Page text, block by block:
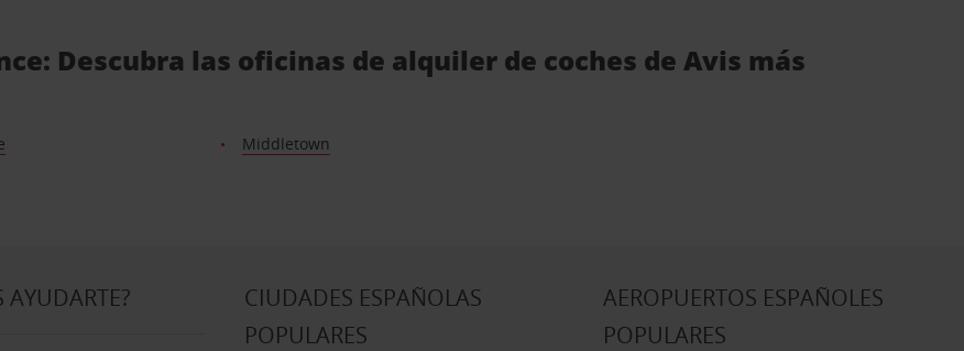
Descubra las oficinas de alquiler de coches de Avis más
Middletown
CIUDADES ESPAÑOLAS
POPULARES
AEROPUERTOS ESPAÑOLES
POPULARES